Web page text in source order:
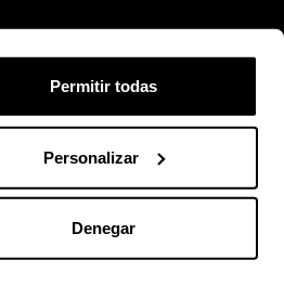
Permitir todas
Personalizar
Denegar
Ayuda Contacto
EHU en Youtube
La EHU en VimeoLa EHU en Flickr